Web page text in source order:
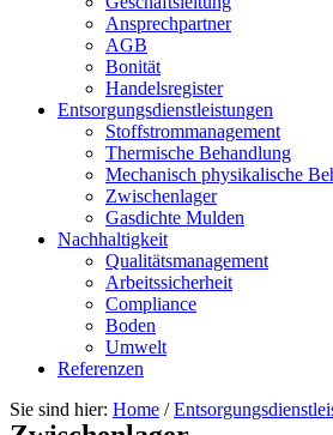
Ansprechpartner
AGB
Bonität
Handelsregister
Entsorgungsdienstleistungen
Stoffstrommanagement
Thermische Behandlung
Mechanisch physikalische
Zwischenlager
Gasdichte Mulden
Nachhaltigkeit
Qualitätsmanagement
Arbeitssicherheit
Compliance
Boden
Umwelt
Referenzen
Sie sind hier: Home /